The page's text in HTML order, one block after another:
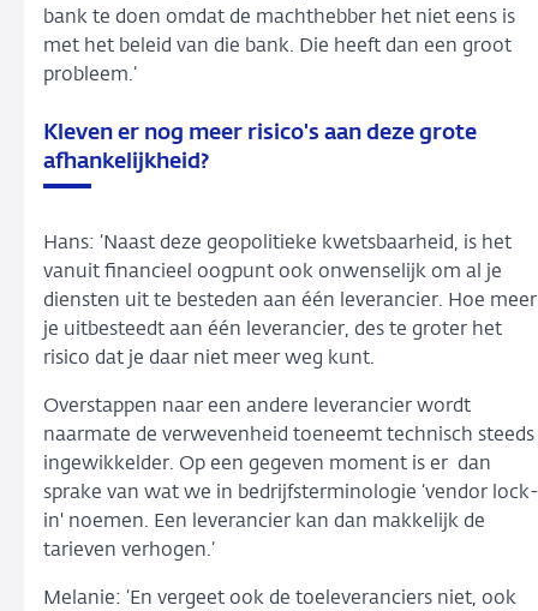
bank te doen omdat de machthebber het niet eens is
met het beleid van die bank. Die heeft dan een groot
probleem.’
Kleven er nog meer risico's aan deze grote
afhankelijkheid?
Hans: ‘Naast deze geopolitieke kwetsbaarheid, is het
vanuit financieel oogpunt ook onwenselijk om al je
diensten uit te besteden aan één leverancier. Hoe meer
je uitbesteedt aan één leverancier, des te groter het
risico dat je daar niet meer weg kunt.
Overstappen naar een andere leverancier wordt
naarmate de verwevenheid toeneemt technisch steeds
ingewikkelder. Op een gegeven moment is er dan
sprake van wat we in bedrijfsterminologie ‘vendor lock-
in' noemen. Een leverancier kan dan makkelijk de
tarieven verhogen.’
Melanie: ‘En vergeet ook de toeleveranciers niet, ook